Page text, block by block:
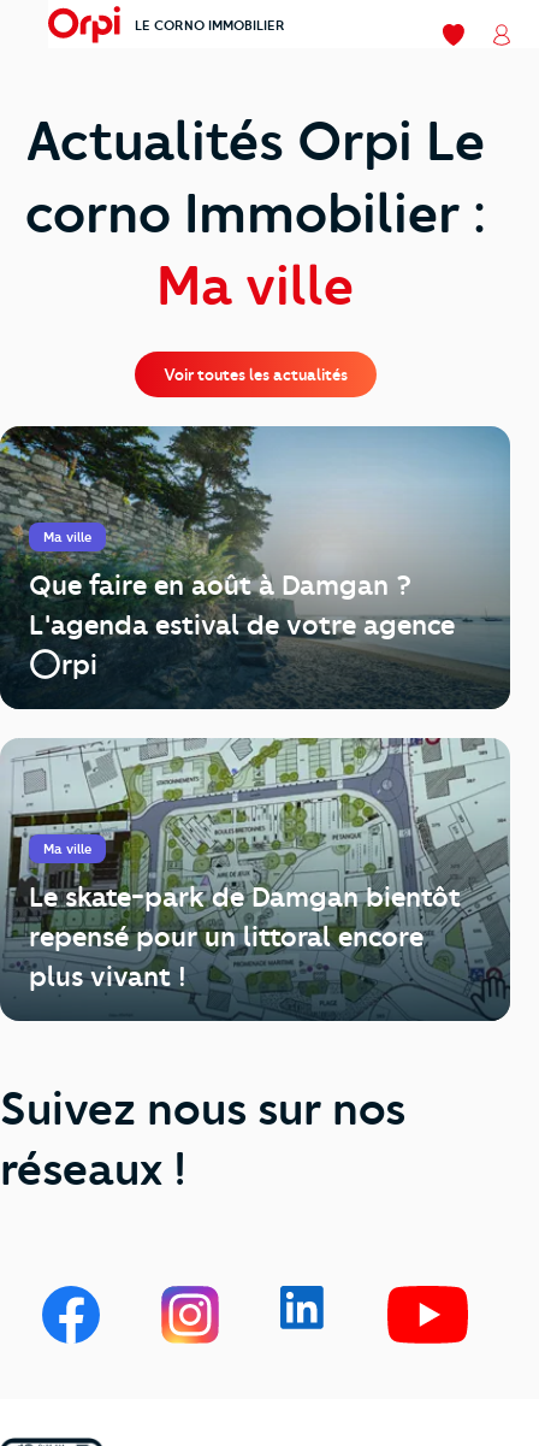
menu LE CORNO IMMOBILIER Mes
Actualités Orpi Le
corno Immobilier :
Ma ville
Voir toutes les actualités
Ma ville
Que faire en août à Damgan ?
L'agenda estival de votre agence
⭕️rpi
Ma ville
Le skate-park de Damgan bientôt
repensé pour un littoral encore
plus vivant !
Suivez nous sur nos
réseaux !